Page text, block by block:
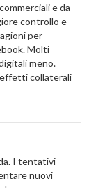
e da
controllo e
per
Molti
meno.
collaterali
I tentativi
nuovi